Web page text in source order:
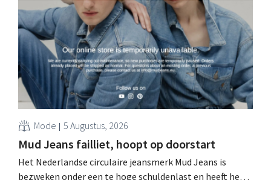
Kors, ondanks sterke resultaten van Jimmy Choo.
Mode 5 Augustus, 2026
Mud Jeans failliet, hoopt op doorstart
Het Nederlandse circulaire jeansmerk Mud Jeans is
bezweken onder een te hoge schuldenlast en heeft het